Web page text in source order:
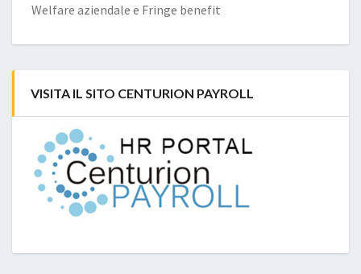
Welfare aziendale e Fringe benefit
VISITA IL SITO CENTURION PAYROLL